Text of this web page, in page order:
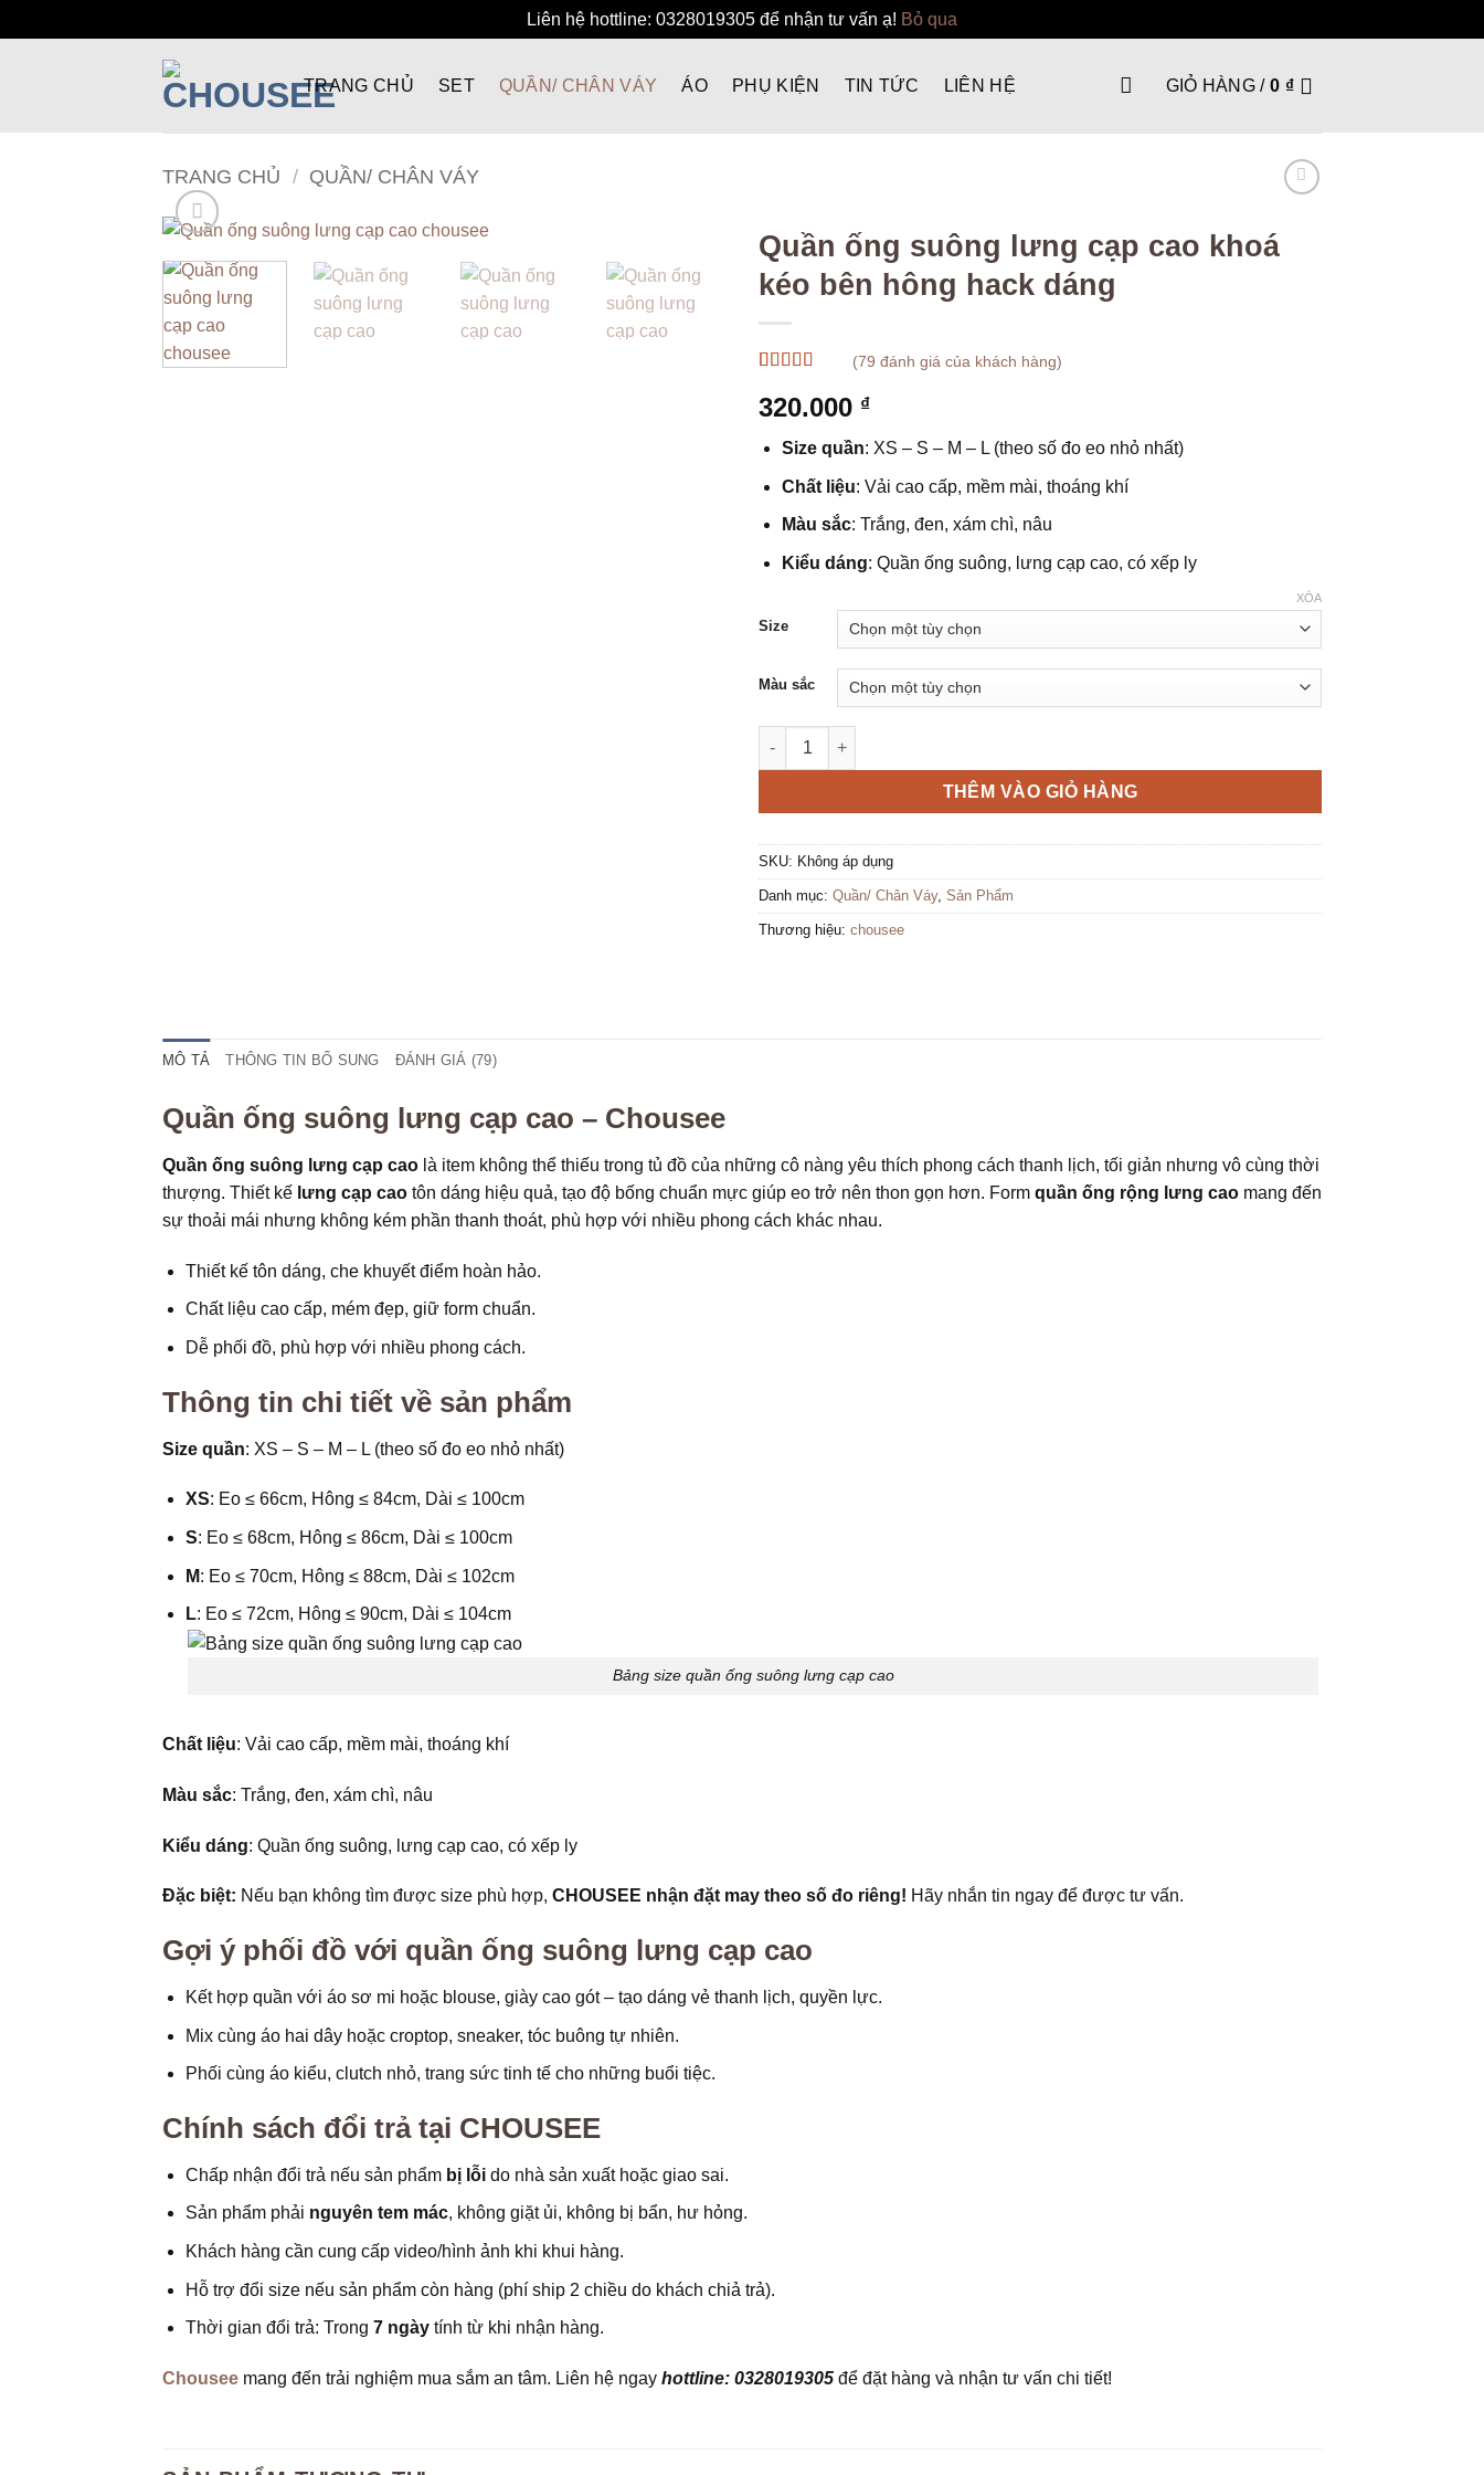
Liên hệ hottline: 0328019305 để nhận tư vấn ạ! Bỏ qua
TRANG CHỦ SET QUẦN/ CHÂN VÁY ÁO PHỤ KIỆN TIN TỨC LIÊN HỆ GIỎ HÀNG /0 ₫
TRANG CHỦ / QUẦN/ CHÂN VÁY
Quần ống suông lưng cạp cao khoá
kéo bên hông hack dáng
dựa trên
đánh giá
(79 đánh giá của khách hàng)
320.000 ₫
Size quần: XS – S – M – L (theo số đo eo nhỏ nhất)
Chất liệu: Vải cao cấp, mềm mài, thoáng khí
Màu sắc: Trắng, đen, xám chì, nâu
Kiểu dáng: Quần ống suông, lưng cạp cao, có xếp ly
Size
Màu sắc
XÓA
Quần ống suông lưng cạp cao khoá kéo bên hông hack dáng số lượng
THÊM VÀO GIỎ HÀNG
SKU: Không áp dụng
Danh mục: Quần/ Chân Váy, Sản Phẩm
Thương hiệu: chousee
MÔ TẢ THÔNG TIN BỔ SUNG ĐÁNH GIÁ (79)
Quần ống suông lưng cạp cao – Chousee
Quần ống suông lưng cạp cao là item không thể thiếu trong tủ đồ của những cô nàng yêu thích phong cách thanh lịch, tối giản nhưng vô cùng thời
thượng. Thiết kế lưng cạp cao tôn dáng hiệu quả, tạo độ bống chuẩn mực giúp eo trở nên thon gọn hơn. Form quần ống rộng lưng cao mang đến
sự thoải mái nhưng không kém phần thanh thoát, phù hợp với nhiều phong cách khác nhau.
Thiết kế tôn dáng, che khuyết điểm hoàn hảo.
Chất liệu cao cấp, mém đẹp, giữ form chuẩn.
Dễ phối đồ, phù hợp với nhiều phong cách.
Thông tin chi tiết về sản phẩm
Size quần: XS – S – M – L (theo số đo eo nhỏ nhất)
XS: Eo ≤ 66cm, Hông ≤ 84cm, Dài ≤ 100cm
S: Eo ≤ 68cm, Hông ≤ 86cm, Dài ≤ 100cm
M: Eo ≤ 70cm, Hông ≤ 88cm, Dài ≤ 102cm
L: Eo ≤ 72cm, Hông ≤ 90cm, Dài ≤ 104cm
Bảng size quần ống suông lưng cạp cao
Chất liệu: Vải cao cấp, mềm mài, thoáng khí
Màu sắc: Trắng, đen, xám chì, nâu
Kiểu dáng: Quần ống suông, lưng cạp cao, có xếp ly
Đặc biệt: Nếu bạn không tìm được size phù hợp, CHOUSEE nhận đặt may theo số đo riêng! Hãy nhắn tin ngay để được tư vấn.
Gợi ý phối đồ với quần ống suông lưng cạp cao
Kết hợp quần với áo sơ mi hoặc blouse, giày cao gót – tạo dáng vẻ thanh lịch, quyền lực.
Mix cùng áo hai dây hoặc croptop, sneaker, tóc buông tự nhiên.
Phối cùng áo kiểu, clutch nhỏ, trang sức tinh tế cho những buổi tiệc.
Chính sách đổi trả tại CHOUSEE
Chấp nhận đổi trả nếu sản phẩm bị lỗido nhà sản xuất hoặc giao sai.
Sản phẩm phải nguyên tem mác, không giặt ủi, không bị bẩn, hư hỏng.
Khách hàng cần cung cấp video/hình ảnh khi khui hàng.
Hỗ trợ đổi size nếu sản phẩm còn hàng (phí ship 2 chiều do khách chiả trả).
Thời gian đổi trả: Trong 7 ngàytính từ khi nhận hàng.
Chousee mang đến trải nghiệm mua sắm an tâm. Liên hệ ngay hottline: 0328019305 để đặt hàng và nhận tư vấn chi tiết!